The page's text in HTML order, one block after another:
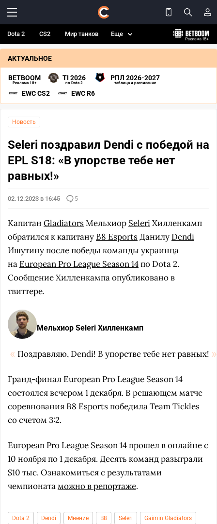
Dota 2 CS2 Мир танков Еще
АКТУАЛЬНОЕ
BETBOOM
Реклама 18+
TI 2026
по Dota 2
РПЛ 2026-2027
таблица и расписание
EWC CS2 EWC R6
Новость
Seleri поздравил Dendi с победой на
EPL S18: «В упорстве тебе нет
равных!»
02.12.2023 в 16:45 5
Капитан GladiatorsМельхиор SeleriХилленкамп
обратился к капитану B8 EsportsДанилу Dendi
Ишутину после победы команды украинца
на European Pro League Season 14по Dota 2.
Сообщение Хилленкампа опубликовано в
твиттере.
Мельхиор Seleri Хилленкамп
Поздравляю, Dendi! В упорстве тебе нет равных!
Гранд-финал European Pro League Season 14
состоялся вечером 1 декабря. В решающем матче
соревнования B8 Esports победилаTeam Tickles
со счетом 3:2.
European Pro League Season 14 прошел в онлайне с
10 ноября по 1 декабря. Десять команд разыграли
$10 тыс. Ознакомиться с результатами
чемпионатаможно в репортаже.
Dota 2 Dendi Мнение B8 Seleri Gaimin Gladiators